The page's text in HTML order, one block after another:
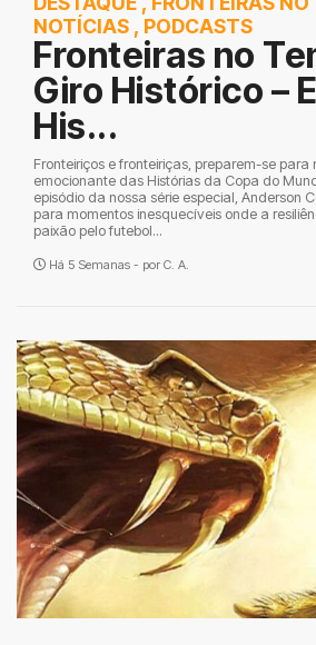
NOTÍCIAS , PODCASTS
Fronteiras no
Giro Histórico –
His...
Fronteiriços e fronteiriças, preparem-se
emocionante das Histórias da Copa do
episódio da nossa série especial, Anderson
para momentos inesquecíveis onde a
paixão pelo futebol...
Há 5 Semanas - por C. A.